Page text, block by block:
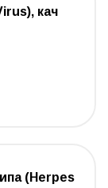
кач
(Herpes